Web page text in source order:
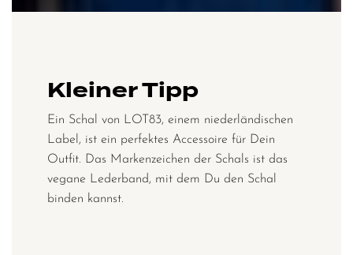
Kleiner Tipp
Ein Schal von LOT83, einem niederländischen
Label, ist ein perfektes Accessoire für Dein
Outfit. Das Markenzeichen der Schals ist das
vegane Lederband, mit dem Du den Schal
binden kannst.